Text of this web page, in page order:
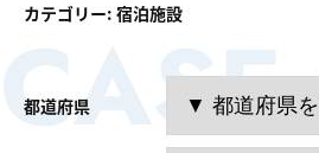
カテゴリー: 宿泊施設
都道府県